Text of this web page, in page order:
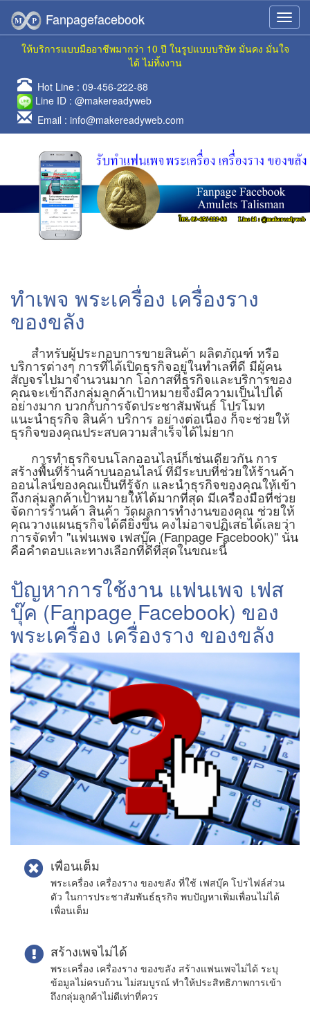
Fanpagefacebook
ให้บริการแบบมืออาชีพมากว่า 10 ปี ในรูปแบบบริษัท มั่นคง มั่นใจ
ได้ ไม่ทิ้งงาน
Hot Line : 09-456-222-88
Line ID : @makereadyweb
Email : info@makereadyweb.com
ทำเพจ พระเครื่อง เครื่องราง
ของขลัง
สำหรับผู้ประกอบการขายสินค้า ผลิตภัณฑ์ หรือ
บริการต่างๆ การที่ได้เปิดธุรกิจอยู่ในทำเลที่ดี มีผู้คน
สัญจรไปมาจำนวนมาก โอกาสที่ธุรกิจและบริการของ
คุณจะเข้าถึงกลุ่มลูกค้าเป้าหมายจึงมีความเป็นไปได้
อย่างมาก บวกกับการจัดประชาสัมพันธ์ โปรโมท
แนะนำธุรกิจ สินค้า บริการ อย่างต่อเนื่อง ก็จะช่วยให้
ธุรกิจของคุณประสบความสำเร็จได้ไม่ยาก
การทำธุรกิจบนโลกออนไลน์ก็เช่นเดียวกัน การ
สร้างพื้นที่ร้านค้าบนออนไลน์ ที่มีระบบที่ช่วยให้ร้านค้า
ออนไลน์ของคุณเป็นที่รู้จัก และนำธุรกิจของคุณให้เข้า
ถึงกลุ่มลูกค้าเป้าหมายให้ได้มากที่สุด มีเครื่องมือที่ช่วย
จัดการร้านค้า สินค้า วัดผลการทำงานของคุณ ช่วยให้
คุณวางแผนธุรกิจได้ดียิ่งขึ้น คงไม่อาจปฏิเสธได้เลยว่า
การจัดทำ "แฟนเพจ เฟสบุ๊ค (Fanpage Facebook)" นั่น
คือคำตอบและทางเลือกที่ดีที่สุดในขณะนี้
ปัญหาการใช้งาน แฟนเพจ เฟส
บุ๊ค (Fanpage Facebook) ของ
พระเครื่อง เครื่องราง ของขลัง
เพื่อนเต็ม
พระเครื่อง เครื่องราง ของขลัง ที่ใช้ เฟสบุ๊ค โปรไฟล์ส่วน
ตัว ในการประชาสัมพันธ์ธุรกิจ พบปัญหาเพิ่มเพื่อนไม่ได้
เพื่อนเต็ม
สร้างเพจไม่ได้
พระเครื่อง เครื่องราง ของขลัง สร้างแฟนเพจไม่ได้ ระบุ
ข้อมูลไม่ครบถ้วน ไม่สมบูรณ์ ทำให้ประสิทธิภาพการเข้า
ถึงกลุ่มลูกค้าไม่ดีเท่าที่ควร